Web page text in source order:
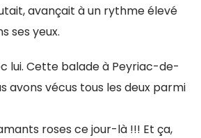
avançait à un rythme élevé
ses yeux.
lui. Cette balade à Peyriac-de-
avons vécus tous les deux parmi
roses ce jour-là !!! Et ça,